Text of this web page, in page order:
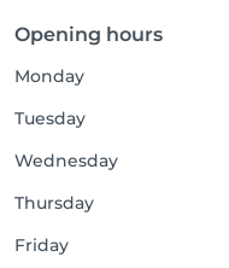
Opening hours
Monday
Tuesday
Wednesday
Thursday
Friday